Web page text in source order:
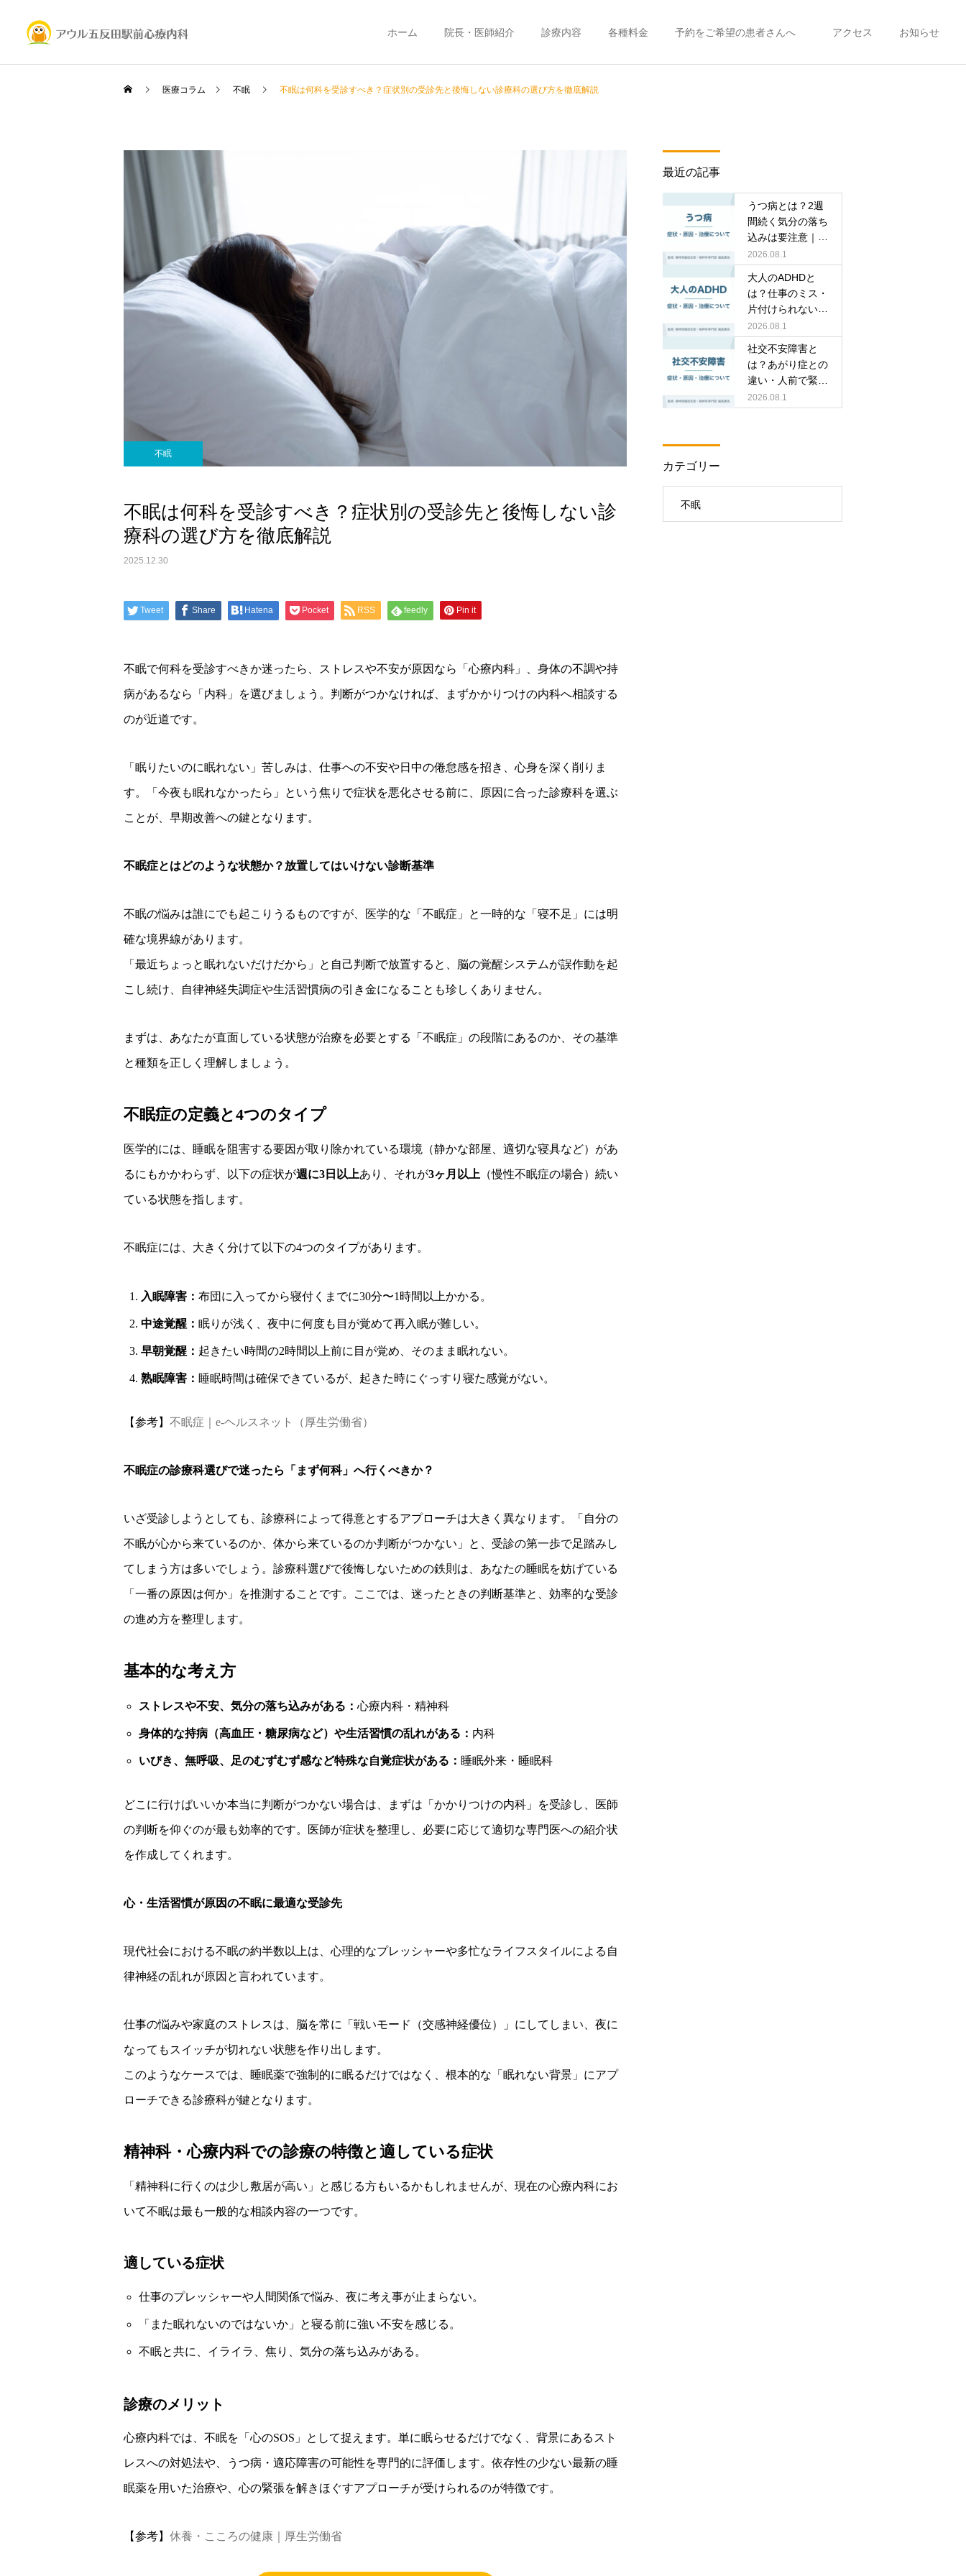
ホーム 院長・医師紹介 診療内容 各種料金 予約をご希望の患者さんへ アクセス お知らせ
医療コラム 不眠 不眠は何科を受診すべき？症状別の受診先と後悔しない診療科の選び方を徹底解説
不眠
不眠は何科を受診すべき？症状別の受診先と後悔しない診
療科の選び方を徹底解説
2025.12.30
Tweet Share Hatena Pocket RSS feedly Pin it
不眠で何科を受診すべきか迷ったら、ストレスや不安が原因なら「心療内科」、身体の不調や持
病があるなら「内科」を選びましょう。判断がつかなければ、まずかかりつけの内科へ相談する
のが近道です。
「眠りたいのに眠れない」苦しみは、仕事への不安や日中の倦怠感を招き、心身を深く削りま
す。「今夜も眠れなかったら」という焦りで症状を悪化させる前に、原因に合った診療科を選ぶ
ことが、早期改善への鍵となります。
不眠症とはどのような状態か？放置してはいけない診断基準
不眠の悩みは誰にでも起こりうるものですが、医学的な「不眠症」と一時的な「寝不足」には明
確な境界線があります。
「最近ちょっと眠れないだけだから」と自己判断で放置すると、脳の覚醒システムが誤作動を起
こし続け、自律神経失調症や生活習慣病の引き金になることも珍しくありません。
まずは、あなたが直面している状態が治療を必要とする「不眠症」の段階にあるのか、その基準
と種類を正しく理解しましょう。
不眠症の定義と4つのタイプ
医学的には、睡眠を阻害する要因が取り除かれている環境（静かな部屋、適切な寝具など）があ
るにもかかわらず、以下の症状が週に3日以上あり、それが3ヶ月以上 （慢性不眠症の場合）続い
ている状態を指します。
不眠症には、大きく分けて以下の4つのタイプがあります。
入眠障害： 布団に入ってから寝付くまでに30分〜1時間以上かかる。
中途覚醒： 眠りが浅く、夜中に何度も目が覚めて再入眠が難しい。
早朝覚醒： 起きたい時間の2時間以上前に目が覚め、そのまま眠れない。
熟眠障害： 睡眠時間は確保できているが、起きた時にぐっすり寝た感覚がない。
【参考】 不眠症｜e-ヘルスネット（厚生労働省）
不眠症の診療科選びで迷ったら「まず何科」へ行くべきか？
いざ受診しようとしても、診療科によって得意とするアプローチは大きく異なります。「自分の
不眠が心から来ているのか、体から来ているのか判断がつかない」と、受診の第一歩で足踏みし
てしまう方は多いでしょう。診療科選びで後悔しないための鉄則は、あなたの睡眠を妨げている
「一番の原因は何か」を推測することです。ここでは、迷ったときの判断基準と、効率的な受診
の進め方を整理します。
基本的な考え方
ストレスや不安、気分の落ち込みがある： 心療内科・精神科
身体的な持病（高血圧・糖尿病など）や生活習慣の乱れがある： 内科
いびき、無呼吸、足のむずむず感など特殊な自覚症状がある： 睡眠外来・睡眠科
どこに行けばいいか本当に判断がつかない場合は、まずは「かかりつけの内科」を受診し、医師
の判断を仰ぐのが最も効率的です。医師が症状を整理し、必要に応じて適切な専門医への紹介状
を作成してくれます。
心・生活習慣が原因の不眠に最適な受診先
現代社会における不眠の約半数以上は、心理的なプレッシャーや多忙なライフスタイルによる自
律神経の乱れが原因と言われています。
仕事の悩みや家庭のストレスは、脳を常に「戦いモード（交感神経優位）」にしてしまい、夜に
なってもスイッチが切れない状態を作り出します。
このようなケースでは、睡眠薬で強制的に眠るだけではなく、根本的な「眠れない背景」にアプ
ローチできる診療科が鍵となります。
精神科・心療内科での診療の特徴と適している症状
「精神科に行くのは少し敷居が高い」と感じる方もいるかもしれませんが、現在の心療内科にお
いて不眠は最も一般的な相談内容の一つです。
適している症状
仕事のプレッシャーや人間関係で悩み、夜に考え事が止まらない。
「また眠れないのではないか」と寝る前に強い不安を感じる。
不眠と共に、イライラ、焦り、気分の落ち込みがある。
診療のメリット
心療内科では、不眠を「心のSOS」として捉えます。単に眠らせるだけでなく、背景にあるスト
レスへの対処法や、うつ病・適応障害の可能性を専門的に評価します。依存性の少ない最新の睡
眠薬を用いた治療や、心の緊張を解きほぐすアプローチが受けられるのが特徴です。
【参考】 休養・こころの健康｜厚生労働省
最近の記事
うつ病とは？2週
間続く気分の落ち
込みは要注意｜症
状・受診の目安を
専門医が解説
2026.08.1
大人のADHDと
は？仕事のミス・
片付けられない悩
みと検査（WAIS-
Ⅳ）を専門医が解
説
2026.08.1
社交不安障害と
は？あがり症との
違い・人前で緊張
する症状と治療を
専門医が解説
2026.08.1
カテゴリー
不眠